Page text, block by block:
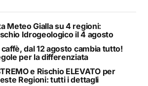
Meteo Gialla su 4 regioni:
Idrogeologico il 4 agosto
dal 12 agosto cambia tutto!
per la differenziata
e Rischio ELEVATO per
Regioni: tutti i dettagli